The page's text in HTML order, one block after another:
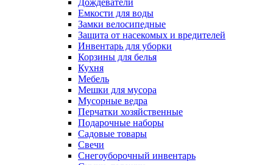
Емкости для воды
Замки велосипедные
Защита от насекомых и вредителей
Инвентарь для уборки
Корзины для белья
Кухня
Мебель
Мешки для мусора
Мусорные ведра
Перчатки хозяйственные
Подарочные наборы
Садовые товары
Свечи
Снегоуборочный инвентарь